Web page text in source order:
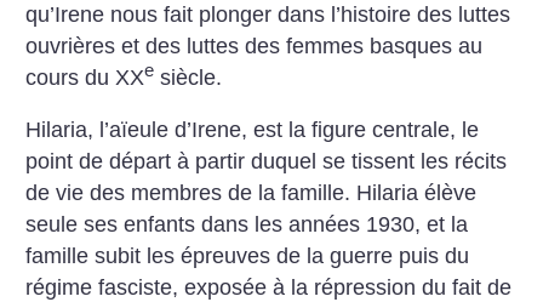
qu’Irene nous fait plonger dans l’histoire des luttes
ouvrières et des luttes des femmes basques au
cours du XXe siècle.
Hilaria, l’aïeule d’Irene, est la figure centrale, le
point de départ à partir duquel se tissent les récits
de vie des membres de la famille. Hilaria élève
seule ses enfants dans les années 1930, et la
famille subit les épreuves de la guerre puis du
régime fasciste, exposée à la répression du fait de